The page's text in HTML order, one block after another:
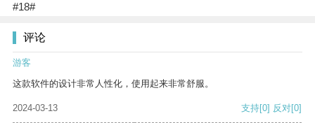
#18#
评论
游客
这款软件的设计非常人性化，使用起来非常舒服。
2024-03-13 支持[0] 反对[0]